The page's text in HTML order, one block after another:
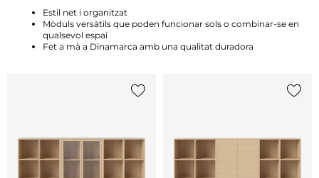
Estil net i organitzat
Mòduls versàtils que poden funcionar sols o combinar-se en
qualsevol espai
Fet a mà a Dinamarca amb una qualitat duradora